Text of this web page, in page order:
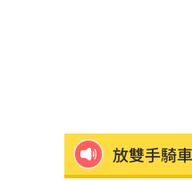
放雙手騎